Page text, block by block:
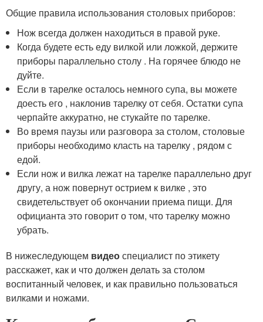
Общие правила использования столовых приборов:
Нож всегда должен находиться в правой руке.
Когда будете есть еду вилкой или ложкой, держите
приборы параллельно столу . На горячее блюдо не
дуйте.
Если в тарелке осталось немного супа, вы можете
доесть его , наклонив тарелку от себя. Остатки супа
черпайте аккуратно, не стукайте по тарелке.
Во время паузы или разговора за столом, столовые
приборы необходимо класть на тарелку , рядом с
едой.
Если нож и вилка лежат на тарелке параллельно друг
другу, а нож повернут острием к вилке , это
свидетельствует об окончании приема пищи. Для
официанта это говорит о том, что тарелку можно
убрать.
В нижеследующем видеоспециалист по этикету
расскажет, как и что должен делать за столом
воспитанный человек, и как правильно пользоваться
вилками и ножами.